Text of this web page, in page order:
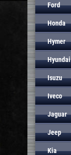
Ford
Honda
Hymer
Hyundai
Isuzu
Iveco
Jaguar
Jeep
Kia